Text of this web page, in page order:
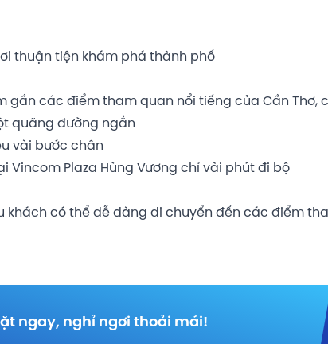
thuận tiện khám phá thành phố
gần các điểm tham quan nổi tiếng của Cần Thơ,
quãng đường ngắn
vài bước chân
Vincom Plaza Hùng Vương chỉ vài phút đi bộ
khách có thể dễ dàng di chuyển đến các điểm
ngay, nghỉ ngơi thoải mái!